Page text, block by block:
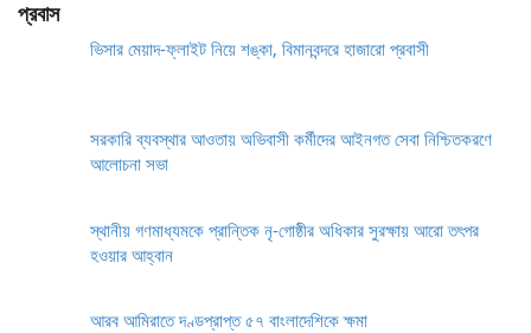
প্রবাস
ভিসার মেয়াদ-ফ্লাইট নিয়ে শঙ্কা, বিমানবন্দরে হাজারো প্রবাসী
সরকারি ব্যবস্থার আওতায় অভিবাসী কর্মীদের আইনগত সেবা নিশ্চিতকরণে
আলোচনা সভা
স্থানীয় গণমাধ্যমকে প্রান্তিক নৃ-গোষ্ঠীর অধিকার সুরক্ষায় আরো তৎপর
হওয়ার আহ্বান
আরব আমিরাতে দণ্ডপ্রাপ্ত ৫৭ বাংলাদেশিকে ক্ষমা